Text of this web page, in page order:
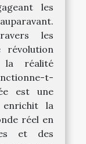
les
les
révolution
la réalité
t-
est une
enrichit la
réel en
et des